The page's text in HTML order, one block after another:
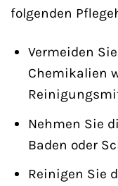
folgenden
Vermeiden
Chemikalien
Nehmen Sie
Baden oder
Reinigen Sie